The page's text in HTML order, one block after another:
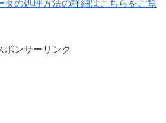
タの処理方法の詳細はこちらをご覧
ポンサーリンク